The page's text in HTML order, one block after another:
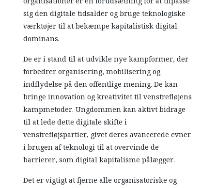
sig den digitale tidsalder og bruge teknologiske
værktøjer til at bekæmpe kapitalistisk digital
dominans.
De er i stand til at udvikle nye kampformer, der
forbedrer organisering, mobilisering og
indflydelse på den offentlige mening. De kan
bringe innovation og kreativitet til venstrefløjens
kampmetoder. Ungdommen kan aktivt bidrage
til at lede dette digitale skifte i
venstrefløjspartier, givet deres avancerede evner
i brugen af teknologi til at overvinde de
barrierer, som digital kapitalisme pålægger.
Det er vigtigt at fjerne alle organisatoriske og